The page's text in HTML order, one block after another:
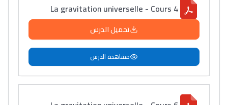
La gravitation universelle - Cours 4
تحميل الدرس
مشاهدة الدرس